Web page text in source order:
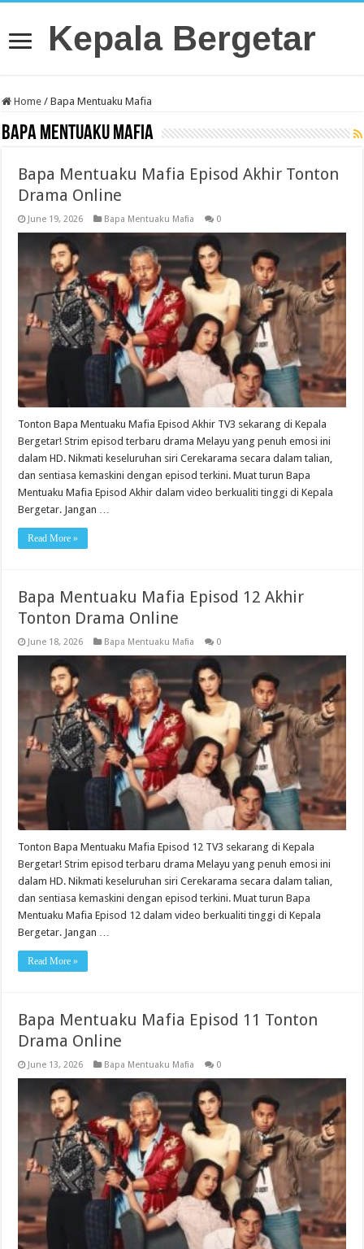
Kepala Bergetar
Home / Bapa Mentuaku Mafia
Bapa Mentuaku Mafia
Bapa Mentuaku Mafia Episod Akhir Tonton
Drama Online
June 19, 2026 Bapa Mentuaku Mafia 0
Tonton Bapa Mentuaku Mafia Episod Akhir TV3 sekarang di Kepala
Bergetar! Strim episod terbaru drama Melayu yang penuh emosi ini
dalam HD. Nikmati keseluruhan siri Cerekarama secara dalam talian,
dan sentiasa kemaskini dengan episod terkini. Muat turun Bapa
Mentuaku Mafia Episod Akhir dalam video berkualiti tinggi di Kepala
Bergetar. Jangan …
Read More »
Bapa Mentuaku Mafia Episod 12 Akhir
Tonton Drama Online
June 18, 2026 Bapa Mentuaku Mafia 0
Tonton Bapa Mentuaku Mafia Episod 12 TV3 sekarang di Kepala
Bergetar! Strim episod terbaru drama Melayu yang penuh emosi ini
dalam HD. Nikmati keseluruhan siri Cerekarama secara dalam talian,
dan sentiasa kemaskini dengan episod terkini. Muat turun Bapa
Mentuaku Mafia Episod 12 dalam video berkualiti tinggi di Kepala
Bergetar. Jangan …
Read More »
Bapa Mentuaku Mafia Episod 11 Tonton
Drama Online
June 13, 2026 Bapa Mentuaku Mafia 0